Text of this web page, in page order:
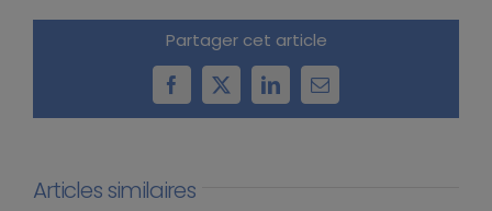
Partager cet article
Facebook
X LinkedInEmail
Articles similaires